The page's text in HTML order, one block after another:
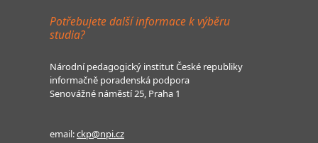
Potřebujete další informace k výběru
studia?
Národní pedagogický institut České republiky
informačně poradenská podpora
Senovážné náměstí 25, Praha 1
email:ckp@npi.cz